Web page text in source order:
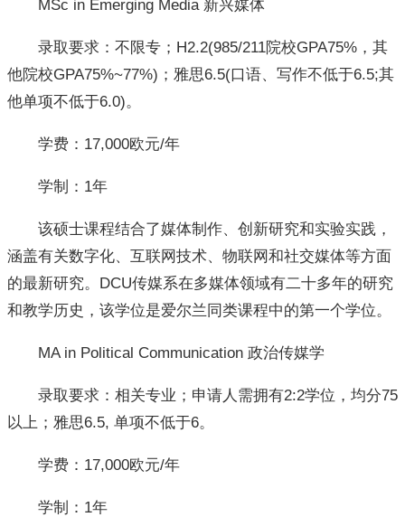
MSc in Emerging Media 新兴媒体
录取要求：不限专；H2.2(985/211院校GPA75%，其
他院校GPA75%~77%)；雅思6.5(口语、写作不低于6.5;其
他单项不低于6.0)。
学费：17,000欧元/年
学制：1年
该硕士课程结合了媒体制作、创新研究和实验实践，
涵盖有关数字化、互联网技术、物联网和社交媒体等方面
的最新研究。DCU传媒系在多媒体领域有二十多年的研究
和教学历史，该学位是爱尔兰同类课程中的第一个学位。
MA in Political Communication 政治传媒学
录取要求：相关专业；申请人需拥有2:2学位，均分75
以上；雅思6.5, 单项不低于6。
学费：17,000欧元/年
学制：1年